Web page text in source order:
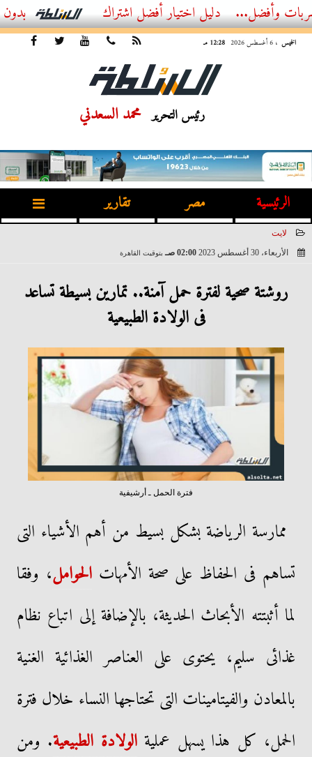
أفضل اشتراك IPTV بدون تقطيع 2026 – دليل المشاهد العصري
الخميس ، 6 أغسطس 2026 12:28 مـ
رئيس التحرير محمد السعدني
الرئيسية مصر تقارير
لايت
الأربعاء، 30 أغسطس 2023
02:00 صـ بتوقيت القاهرة
روشتة صحية لفترة حمل آمنة.. تمارين بسيطة تساعد
فى الولادة الطبيعية
فترة الحمل ـ أرشيفية
ممارسة الرياضة بشكل بسيط من أهم الأشياء التى
تساهم فى الحفاظ على صحة الأمهاتالحوامل، وفقا
لما أثبتته الأبحاث الحديثة، بالإضافة إلى اتباع نظام
غذائى سليم، يحتوى على العناصر الغذائية الغنية
بالمعادن والفيتامينات التى تحتاجها النساء خلال فترة
الحمل، كل هذا يسهل عمليةالولادة الطبيعية. ومن